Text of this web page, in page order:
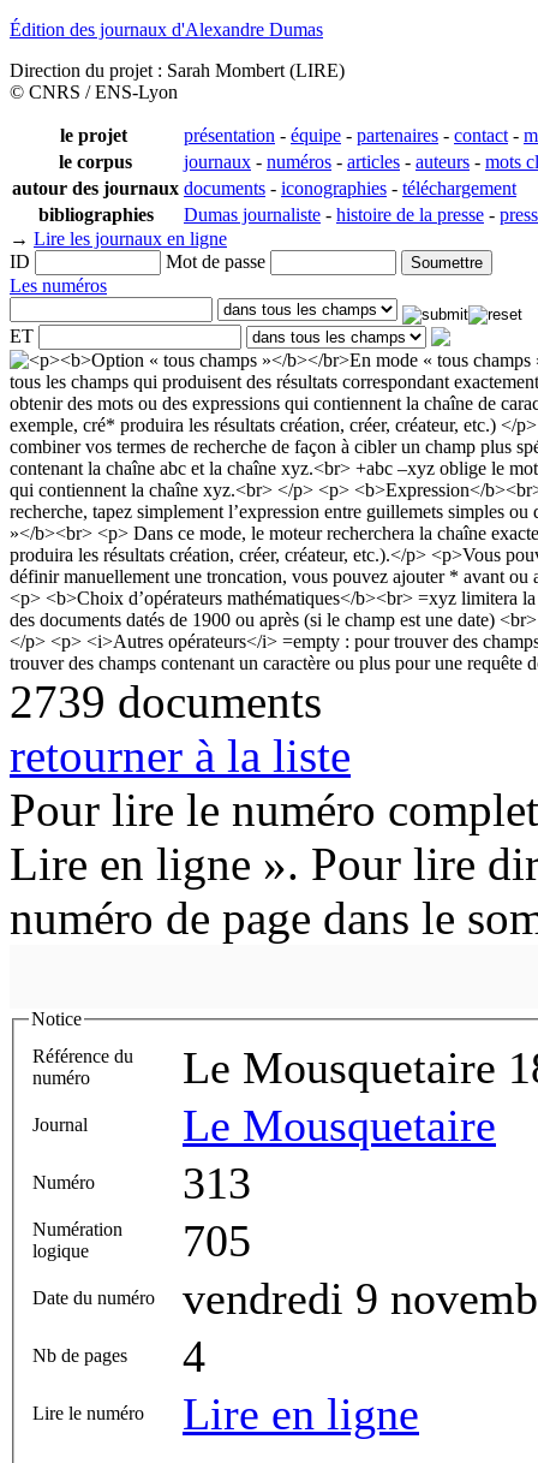
Édition des journaux d'Alexandre Dumas
Direction du projet : Sarah Mombert (LIRE)
© CNRS / ENS-Lyon
le projet présentation - équipe - partenaires - contact -
le corpus
journaux - numéros - articles - auteurs - mots
autour des journaux documents - iconographies - téléchargement
bibliographies
Dumas journaliste - histoire de la presse -
→ Lire les journaux en ligne
ID
Mot de passe
Les numéros
ET
2739 documents
retourner à la liste
Pour lire le numéro
Lire en ligne ». Pour lire
numéro de page dans le
Notice
Référence du
numéro
Le Mousquetaire
Journal Le Mousquetaire
Numéro 313
Numération
logique
705
Date du numéro vendredi 9
Nb de pages 4
Lire le numéro Lire en ligne